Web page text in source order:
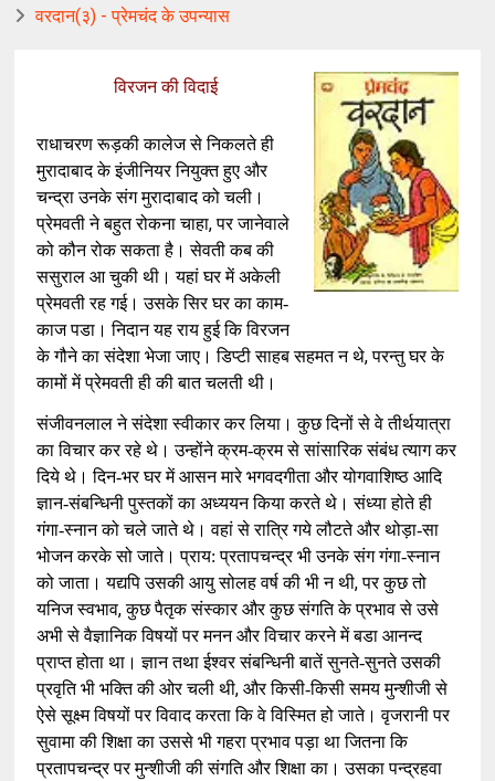
वरदान(३) - प्रेमचंद के उपन्यास
विरजन की विदाई
राधाचरण रूड़की कालेज से निकलते ही
मुरादाबाद के इंजीनियर नियुक्त हुए और
चन्द्रा उनके संग मुरादाबाद को चली।
प्रेमवती ने बहुत रोकना चाहा,पर जानेवाले
को कौन रोक सकता है। सेवती कब की
ससुराल आ चुकी थी। यहां घर में अकेली
प्रेमवती रह गई। उसके सिर घर का काम-
काज पडा। निदान यह राय हुई कि विरजन
के गौने का संदेशा भेजा जाए। डिप्टी साहब सहमत न थे,परन्तु घर के
कामों में प्रेमवती ही की बात चलती थी।
संजीवनलाल ने संदेशा स्वीकार कर लिया। कुछ दिनों से वे तीर्थयात्रा
का विचार कर रहे थे। उन्होंने क्रम-क्रम से सांसारिक संबंध त्याग कर
दिये थे। दिन-भर घर में आसन मारे भगवदगीता और योगवाशिष्ठ आदि
ज्ञान-संबन्धिनी पुस्तकों का अध्ययन किया करते थे। संध्या होते ही
गंगा-स्नान को चले जाते थे। वहां से रात्रि गये लौटते और थोड़ा-सा
भोजन करके सो जाते। प्राय: प्रतापचन्द्र भी उनके संग गंगा-स्नान
को जाता। यद्यपि उसकी आयु सोलह वर्ष की भी न थी,पर कुछ तो
यनिज स्वभाव,कुछ पैतृक संस्कार और कुछ संगति के प्रभाव से उसे
अभी से वैज्ञानिक विषयों पर मनन और विचार करने में बडा आनन्द
प्राप्त होता था। ज्ञान तथा ईश्वर संबन्धिनी बातें सुनते-सुनते उसकी
प्रवृति भी भक्ति की ओर चली थी,और किसी-किसी समय मुन्शीजी से
ऐसे सूक्ष्म विषयों पर विवाद करता कि वे विस्मित हो जाते। वृजरानी पर
सुवामा की शिक्षा का उससे भी गहरा प्रभाव पड़ा था जितना कि
प्रतापचन्द्र पर मुन्शीजी की संगति और शिक्षा का। उसका पन्द्रहवा